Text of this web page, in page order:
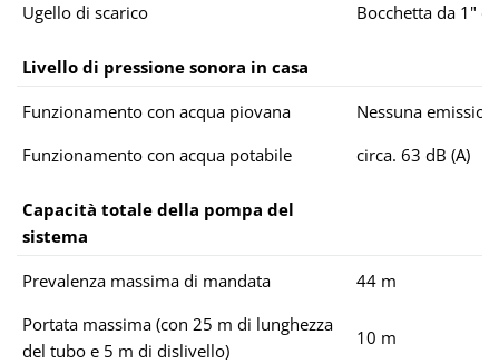
Ugello di scarico
Bocchetta da 1"
Livello di pressione sonora in casa
Funzionamento con acqua piovana
Nessuna
Funzionamento con acqua potabile
circa. 63 dB (A)
Capacità totale della pompa del
sistema
Prevalenza massima di mandata
44 m
Portata massima (con 25 m di lunghezza
del tubo e 5 m di dislivello)
10 m